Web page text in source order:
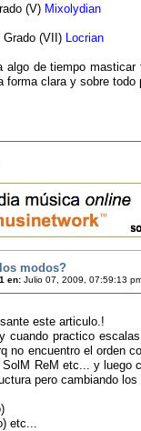
(V) Mixolydian
Grado (VII) Locrian
algo de tiempo
forma clara y sobre todo
modos?
en: Julio 07, 2009, 07:59:13
este articulo.!
cuando practico
no encuentro el orden
ReM etc... y luego
pero cambiando los
etc...